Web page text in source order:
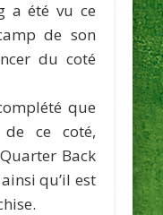
a été vu ce
de son
du coté
que
de ce coté,
Back
qu’il est